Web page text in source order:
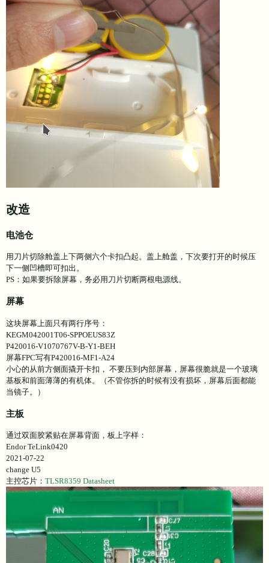
改造
电池仓
用刀片切除舱盖上下两侧六个卡扣凸起。盖上舱盖，下次要打开的时候压
下一侧凹槽即可扣出。
PS：如果要拆除屏幕，务必用刀片切断两根电源线。
屏幕
这块屏幕上面只有两行序号：
KEGM042001T06-SPPOEUS83Z
P420016-V1070767V-B-Y1-BEH
屏幕FPC写有P420016-MF1-A24
小心的从前方侧面撬开卡扣， 不要压到内部屏幕，屏幕很脆就是一个玻璃
基板和前面薄薄的有机体。（不管你拆的时候有没有损坏，屏幕后面都能
当镜子。）
主板
通过双面胶紧贴在屏幕背面，板上字样：
Endor TeLink0420
2021-07-22
change U5
主控芯片： TLSR8359 Datasheet